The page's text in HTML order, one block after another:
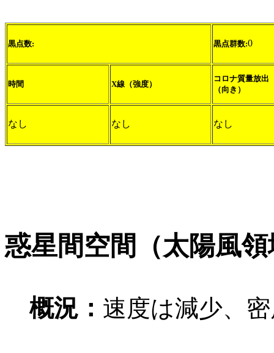
黒点数: 黒点群数:0
時間 X線（強度）
コロナ質量放出
（向き）
なし なし なし
惑星間空間（太陽風
概況： 速度は減少、